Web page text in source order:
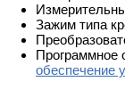
Зажим типа
Программное
обеспечение